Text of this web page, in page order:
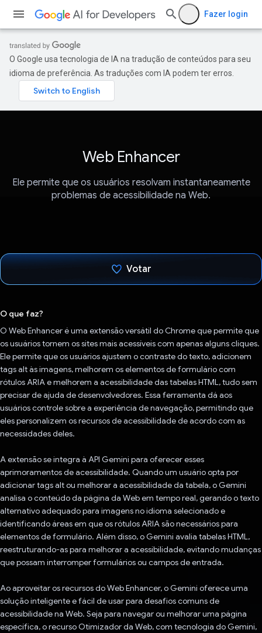
Fazer login
O Google usa tecnologia de IA na tradução de conteúdos para seu
idioma de preferência. As traduções com IA podem ter erros.
Web Enhancer
Ele permite que os usuários resolvam instantaneamente
problemas de acessibilidade na Web.
Votar
O que faz?
O Web Enhancer é uma extensão versátil do Chrome que permite que
os usuários tornem os sites mais acessíveis com apenas alguns cliques.
Ele permite que os usuários ajustem o contraste do texto, adicionem
tags alt às imagens, melhorem os elementos de formulário com
rótulos ARIA e melhorem a acessibilidade das tabelas HTML, tudo sem
precisar de ajuda de desenvolvedores. Essa ferramenta dá aos
usuários controle sobre a experiência de navegação, permitindo que
eles personalizem os recursos de acessibilidade de acordo com as
necessidades deles.
A extensão se integra à API Gemini para oferecer esses
aprimoramentos de acessibilidade. Quando um usuário opta por
adicionar tags alt ou melhorar a acessibilidade da tabela, o Gemini
analisa o conteúdo da página da Web em tempo real, gerando o texto
alternativo adequado para imagens no idioma selecionado e
identificando áreas em que os rótulos ARIA são necessários para
elementos de formulário. Além disso, o Gemini avalia tabelas HTML,
reestruturando-as para melhorar a acessibilidade, evitando mudanças
que possam interromper formulários ou campos de entrada.
Ao aproveitar os recursos do Web Enhancer, o Gemini oferece uma
solução inteligente e fácil de usar para desafios comuns de
acessibilidade na Web. Seja para navegar ou melhorar uma página
específica, o recurso Otimizador da Web, com tecnologia do Gemini,